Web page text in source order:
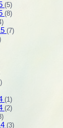
(5)
(8)
(7)
(1)
(2)
(3)